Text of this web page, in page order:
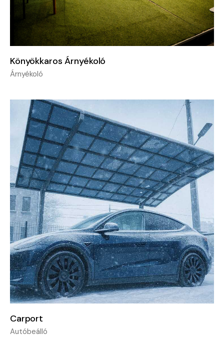
Könyökkaros Árnyékoló
Árnyékoló
Carport
Autóbeálló